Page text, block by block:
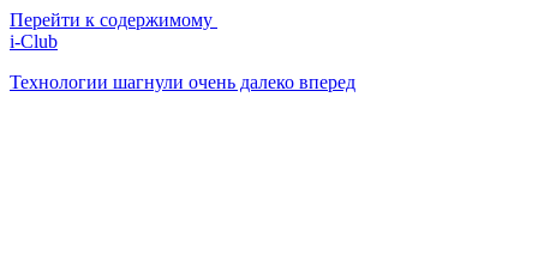
Перейти к содержимому
i-Club
Технологии шагнули очень далеко вперед